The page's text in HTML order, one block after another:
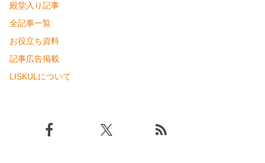
殿堂入り記事
全記事一覧
お役立ち資料
記事広告掲載
LISKULについて